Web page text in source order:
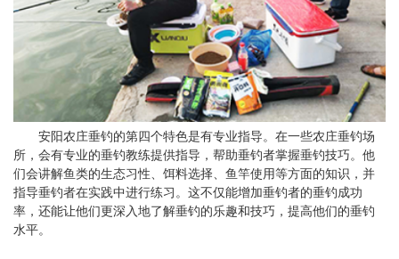
安阳农庄垂钓的第四个特色是有专业指导。在一些农庄垂钓场
所，会有专业的垂钓教练提供指导，帮助垂钓者掌握垂钓技巧。他
们会讲解鱼类的生态习性、饵料选择、鱼竿使用等方面的知识，并
指导垂钓者在实践中进行练习。这不仅能增加垂钓者的垂钓成功
率，还能让他们更深入地了解垂钓的乐趣和技巧，提高他们的垂钓
水平。